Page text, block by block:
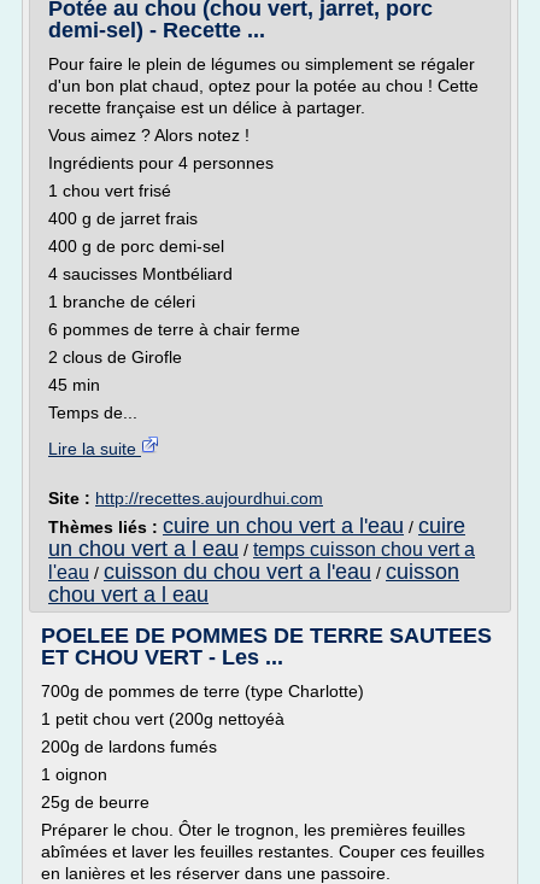
Potée au chou (chou vert, jarret, porc
demi-sel) - Recette ...
Pour faire le plein de légumes ou simplement se régaler
d'un bon plat chaud, optez pour la potée au chou ! Cette
recette française est un délice à partager.
Vous aimez ? Alors notez !
Ingrédients pour 4 personnes
1 chou vert frisé
400 g de jarret frais
400 g de porc demi-sel
4 saucisses Montbéliard
1 branche de céleri
6 pommes de terre à chair ferme
2 clous de Girofle
45 min
Temps de...
Lire la suite
Site : http://recettes.aujourdhui.com
Thèmes liés : cuire un chou vert a l'eau / cuire
un chou vert a l eau / temps cuisson chou vert a
l'eau / cuisson du chou vert a l'eau / cuisson
chou vert a l eau
POELEE DE POMMES DE TERRE SAUTEES
ET CHOU VERT - Les ...
700g de pommes de terre (type Charlotte)
1 petit chou vert (200g nettoyéà
200g de lardons fumés
1 oignon
25g de beurre
Préparer le chou. Ôter le trognon, les premières feuilles
abîmées et laver les feuilles restantes. Couper ces feuilles
en lanières et les réserver dans une passoire.